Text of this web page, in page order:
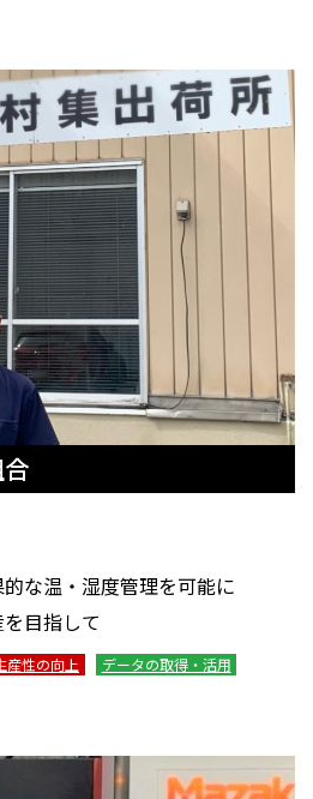
な温・湿度管理を可能に
目指して
産性の向上 データの取得・活用